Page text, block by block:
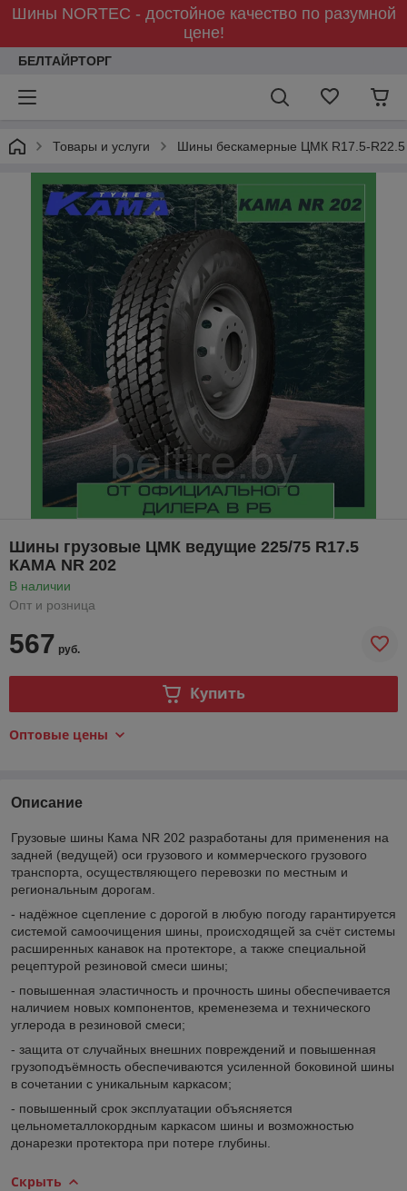
Шины NORTEC - достойное качество по разумной
цене!
БЕЛТАЙРТОРГ
Товары и услуги Шины бескамерные ЦМК R17.5-R22.5
Шины грузовые ЦМК ведущие 225/75 R17.5
КАМА NR 202
В наличии
Опт и розница
567 руб.
Купить
Оптовые цены
Описание
Грузовые шины Кама NR 202 разработаны для применения на
задней (ведущей) оси грузового и коммерческого грузового
транспорта, осуществляющего перевозки по местным и
региональным дорогам.
- надёжное сцепление с дорогой в любую погоду гарантируется
системой самоочищения шины, происходящей за счёт системы
расширенных канавок на протекторе, а также специальной
рецептурой резиновой смеси шины;
- повышенная эластичность и прочность шины обеспечивается
наличием новых компонентов, кременезема и технического
углерода в резиновой смеси;
- защита от случайных внешних повреждений и повышенная
грузоподъёмность обеспечиваются усиленной боковиной шины
в сочетании с уникальным каркасом;
- повышенный срок эксплуатации объясняется
цельнометаллокордным каркасом шины и возможностью
донарезки протектора при потере глубины.
Скрыть